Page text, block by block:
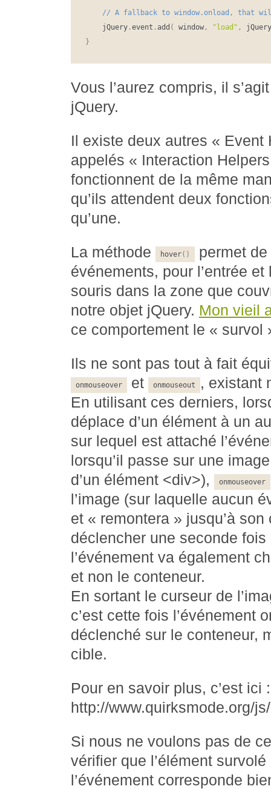
	jQuery
.event . add ( window , "load" ,
jQuery
}
Vous l’aurez compris, il
jQuery.
Il existe deux autres « Event
appelés « Interaction
fonctionnent de la même
qu’ils attendent deux
qu’une.
La méthode hover( )
permet
événements, pour l’entrée
souris dans la zone que
notre objet jQuery. Mon vieil
ce comportement le « survol
Ils ne sont pas tout à fait
onmouseover et onmouseout
, existant
En utilisant ces derniers,
déplace d’un élément à un
sur lequel est attaché
lorsqu’il passe sur une
d’un élément <div>),
onmouseover
l’image (sur laquelle aucun
et « remontera » jusqu’à
déclencher une seconde fois
l’événement va également
et non le conteneur.
En sortant le curseur de
c’est cette fois l’événement
déclenché sur le conteneur,
cible.
Pour en savoir plus, c’est ici :
http://www.quirksmode.org/
Si nous ne voulons pas de
vérifier que l’élément
l’événement corresponde